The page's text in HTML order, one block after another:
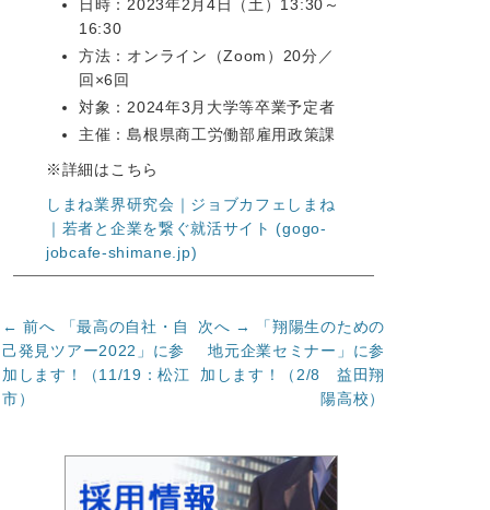
日時：2023年2月4日（土）13:30～
16:30
方法：オンライン（Zoom）20分／
回×6回
対象：2024年3月大学等卒業予定者
主催：島根県商工労働部雇用政策課
※詳細はこちら
しまね業界研究会｜ジョブカフェしまね
｜若者と企業を繋ぐ就活サイト (gogo-
jobcafe-shimane.jp)
投
稿
ナ
ビ
← 前へ
前
の
記
「最高の自社・自
己発見ツアー2022」に参
加します！（11/19：松江
市）
次へ →
次
の
記
「翔陽生のための
地元企業セミナー」に参
加します！（2/8 益田翔
陽高校）